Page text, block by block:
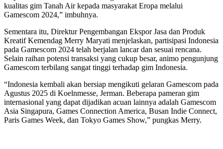
kualitas gim Tanah Air kepada masyarakat Eropa melalui
Gamescom 2024,” imbuhnya.
Sementara itu, Direktur Pengembangan Ekspor Jasa dan Produk
Kreatif Kemendag Merry Maryati menjelaskan, partisipasi Indonesia
pada Gamescom 2024 telah berjalan lancar dan sesuai rencana.
Selain raihan potensi transaksi yang cukup besar, animo pengunjung
Gamescom terbilang sangat tinggi terhadap gim Indonesia.
“Indonesia kembali akan bersiap mengikuti gelaran Gamescom pada
Agustus 2025 di Koelnmesse, Jerman. Beberapa pameran gim
internasional yang dapat dijadikan acuan lainnya adalah Gamescom
Asia Singapura, Games Connection America, Busan Indie Connect,
Paris Games Week, dan Tokyo Games Show,” pungkas Merry.